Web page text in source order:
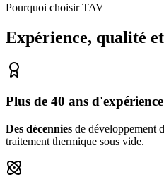
Pourquoi choisir TAV
Expérience, qualité
Plus de 40 ans d'expérience
Des décennies de développement
traitement thermique sous vide.